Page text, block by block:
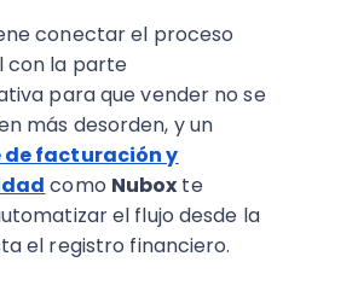
conectar el proceso
con la parte
para que vender no se
más desorden, y un
facturación y
como Nubox te
el flujo desde la
el registro financiero.